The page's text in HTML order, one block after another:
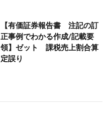
【有価証券報告書 注記の訂
正事例でわかる作成/記載要
領】ゼット 課税売上割合算
定誤り